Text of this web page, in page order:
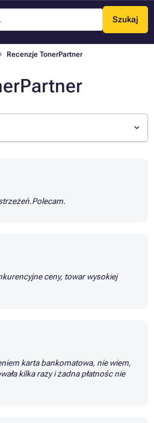
Szukaj
Menu
Recenzje TonerPartner
ceny, towar wysokiej
karta bankomatowa, nie wiem,
kilka razy i żadna płatnośc nie